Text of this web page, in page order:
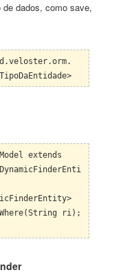
de dados, como save,
extends
ri);